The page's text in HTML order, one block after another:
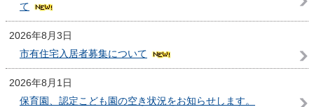
て
2026年8月3日
市有住宅入居者募集について
2026年8月1日
保育園、認定こども園の空き状況をお知らせします。